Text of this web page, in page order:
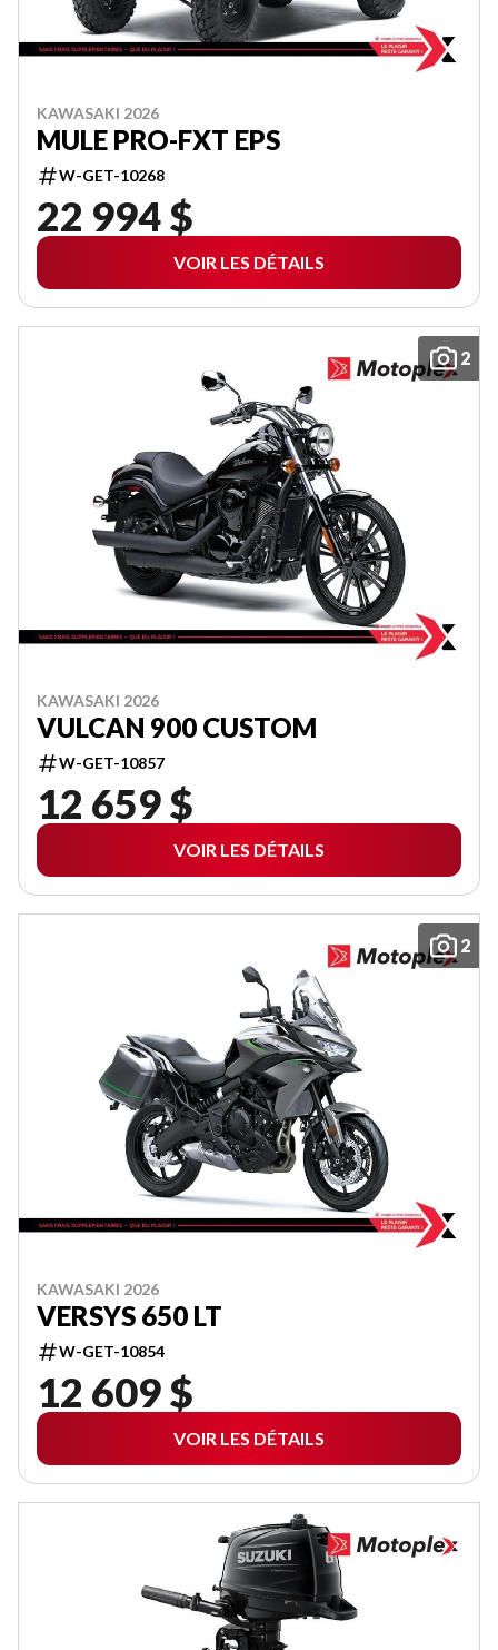
KAWASAKI 2026
MULE PRO-FXT EPS
W-GET-10268
22 994 $
VOIR LES DÉTAILS
2
KAWASAKI 2026
VULCAN 900 CUSTOM
W-GET-10857
12 659 $
VOIR LES DÉTAILS
2
KAWASAKI 2026
VERSYS 650 LT
W-GET-10854
12 609 $
VOIR LES DÉTAILS